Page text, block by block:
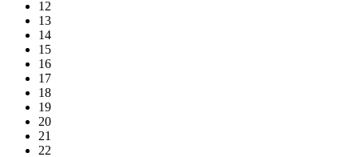
12
13
14
15
16
17
18
19
20
21
22